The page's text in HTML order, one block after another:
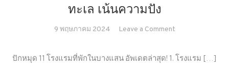
ทะเล เน้นความปัง
9 พฤษภาคม 2024 Leave a Commenton
ที่พัก
ปักหมุด 11 โรงแรมที่พักในบางแสน อัพเดตล่าสุด! 1. โรงแรม […]